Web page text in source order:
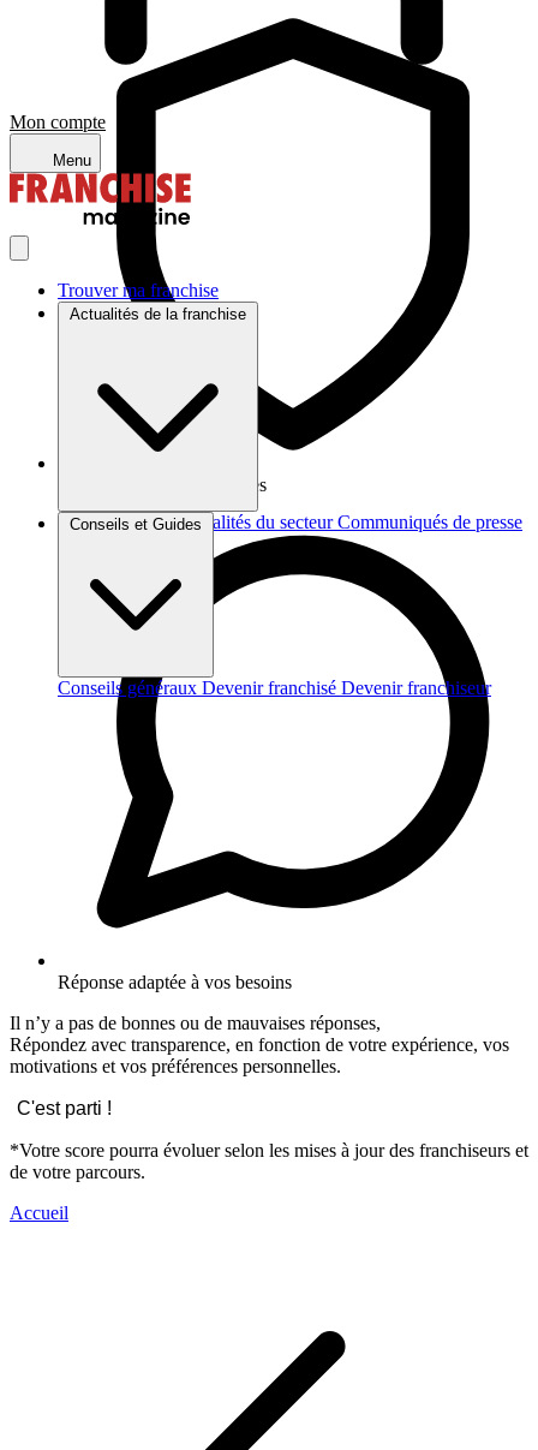
Mon compte
Menu
Trouver ma franchise
Actualités de la franchise
Brèves et actus Actualités du secteur Communiqués de presse
Conseils et Guides
Conseils généraux Devenir franchisé Devenir franchiseur
Vos données sont protégées
Réponse adaptée à vos besoins
Il n’y a pas de bonnes ou de mauvaises réponses,
Répondez avec transparence, en fonction de votre expérience, vos
motivations et vos préférences personnelles.
C'est parti !
*Votre score pourra évoluer selon les mises à jour des franchiseurs et
de votre parcours.
Accueil